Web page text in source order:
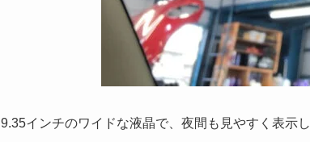
9.35インチのワイドな液晶で、夜間も見やすく表示し